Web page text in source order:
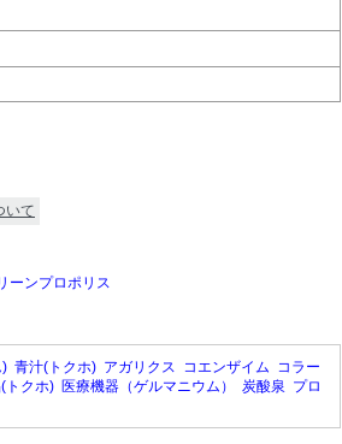
いて
ーンプロポリス
) 青汁(トクホ) アガリクス コエンザイム コラー
トクホ) 医療機器（ゲルマニウム） 炭酸泉 プロ